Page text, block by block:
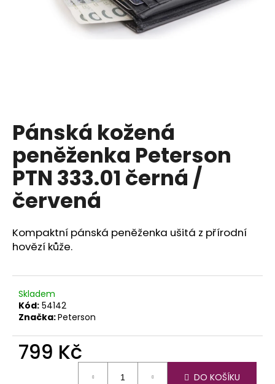
Pánská kožená
peněženka Peterson
PTN 333.01 černá /
červená
Kompaktní pánská peněženka ušitá z přírodní
hovězí kůže.
Skladem
Kód: 54142
Značka:Peterson
799 Kč
DO KOŠÍKU
HLEDAT
D
o
o
r
č
u
e
e